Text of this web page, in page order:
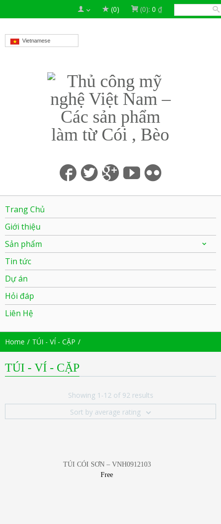
(0) (0): 0 ₫
Vietnamese
Trang Chủ
Giới thiệu
Sản phẩm
Tin tức
Dự án
Hỏi đáp
Liên Hệ
Home TÚI - VÍ - CẶP
TÚI - VÍ - CẶP
Showing 1-12 of 92 results
Sort by average rating
TÚI CÓI SƠN – VNH0912103
Free